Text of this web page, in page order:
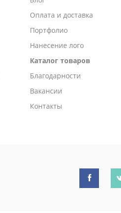
Оплата и доставка
Портфолио
Нанесение лого
Каталог товаров
Благодарности
Вакансии
Контакты